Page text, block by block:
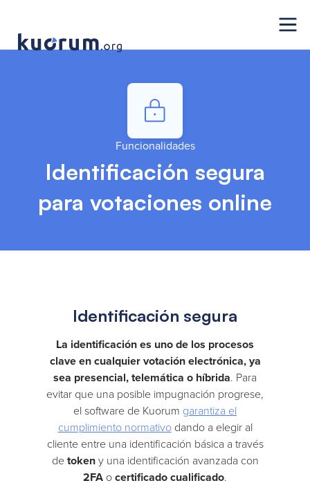
Funcionalidades
Identificación segura
para votaciones online
Identificación segura
La identificación es uno de los procesos
clave en cualquier votación electrónica, ya
sea presencial, telemática o híbrida. Para
evitar que una posible impugnación progrese,
el software de Kuorum garantiza el
cumplimiento normativodando a elegir al
cliente entre una identificación básica a través
detokeny una identificación avanzada con
2FA ocertificado cualificado.